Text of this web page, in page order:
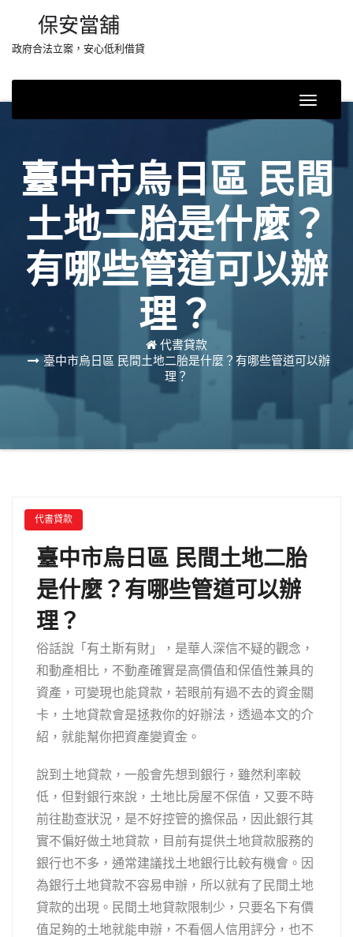
content
保安當舖
政府合法立案，安心低利借貸
Toggle
臺中市烏日區 民間
土地二胎是什麼？
有哪些管道可以辦
理？
代書貸款
臺中市烏日區 民間土地二胎是什麼？有哪些管道可以辦
理？
代書貸款
臺中市烏日區 民間土地二胎
是什麼？有哪些管道可以辦
理？
俗話說「有土斯有財」，是華人深信不疑的觀念，
和動產相比，不動產確實是高價值和保值性兼具的
資產，可變現也能貸款，若眼前有過不去的資金關
卡，土地貸款會是拯救你的好辦法，透過本文的介
紹，就能幫你把資產變資金。
說到土地貸款，一般會先想到銀行，雖然利率較
低，但對銀行來說，土地比房屋不保值，又要不時
前往勘查狀況，是不好控管的擔保品，因此銀行其
實不偏好做土地貸款，目前有提供土地貸款服務的
銀行也不多，通常建議找土地銀行比較有機會。因
為銀行土地貸款不容易申辦，所以就有了民間土地
貸款的出現。民間土地貸款限制少，只要名下有價
值足夠的土地就能申辦，不看個人信用評分，也不